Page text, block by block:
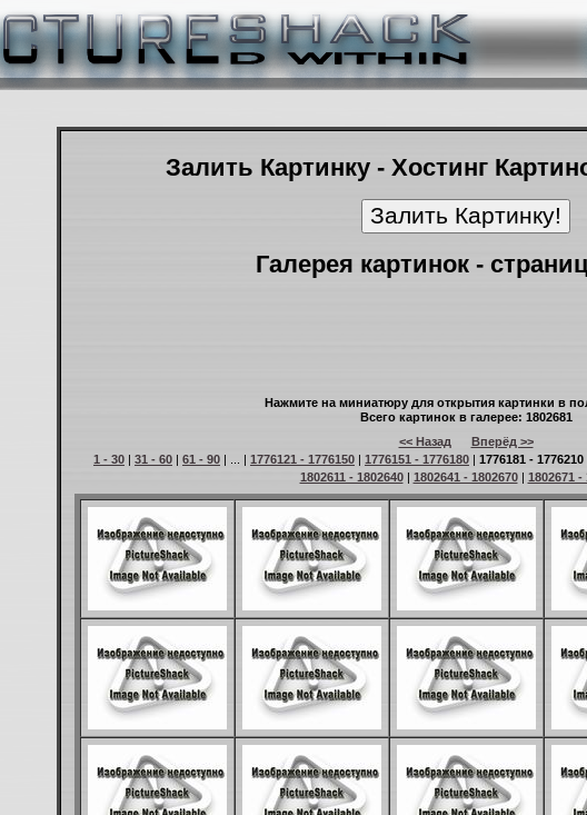
Залить Картинку - Хостинг
Галерея картинок -
Нажмите на миниатюру для открытия картинки в
Всего картинок в галерее: 1802681
<< Назад
Вперёд >>
1 - 30 | 31 - 60 | 61 - 90 | ... | 1776121 - 1776150 | 1776151 - 1776180 | 1776181 - 1776210
1802611 - 1802640| 1802641 - 1802670| 1802671 -